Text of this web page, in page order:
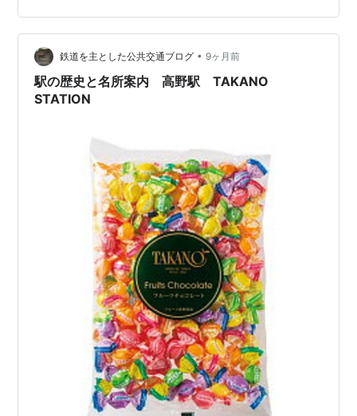
とぶき」に乗車。かつてはこの地に(悪名高きあの)急行
「つやま」が走っていたのは皆さんご存知だろうが、
「ことぶき」の前身は「つやま」ではないというのは知
らなかった方も多いのではな…
鉄道を主とした公共交通ブログ • 9ヶ月前
駅の歴史と名所案内 高野駅 TAKANO
STATION